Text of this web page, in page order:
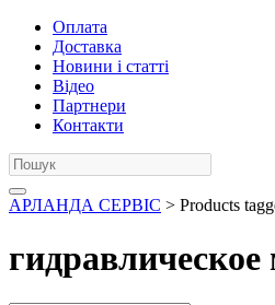
Оплата
Доставка
Новини і статті
Відео
Партнери
Контакти
АРЛАНДА СЕРВІС > Products